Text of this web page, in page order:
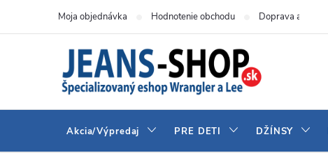
Moja objednávka Hodnotenie obchodu Doprava a platba
Akcia/Výpredaj PRE DETI DŽÍNSY